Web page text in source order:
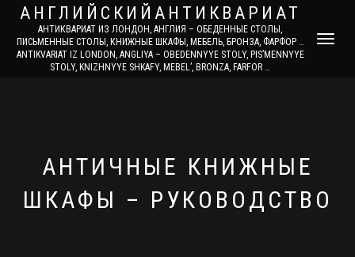
АНГЛИЙСКИЙАНТИКВАРИАТ
АНТИКВАРИАТ ИЗ ЛОНДОН, АНГЛИЯ – ОБЕДЕННЫЕ СТОЛЫ,
ПИСЬМЕННЫЕ СТОЛЫ, КНИЖНЫЕ ШКАФЫ, МЕБЕЛЬ, БРОНЗА, ФАРФОР …
ANTIKVARIAT IZ LONDON, ANGLIYA – OBEDENNYYE STOLY, PIS’MENNYYE
STOLY, KNIZHNYYE SHKAFY, MEBEL’, BRONZA, FARFOR …
TOGGLE
АНТИЧНЫЕ КНИЖНЫЕ
ШКАФЫ – РУКОВОДСТВО